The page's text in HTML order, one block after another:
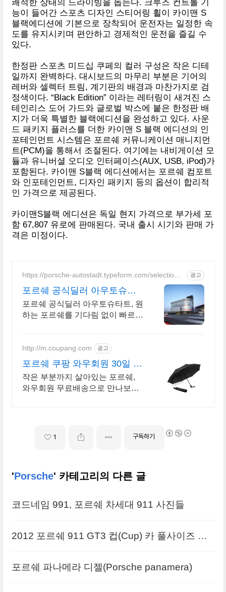
쾌적한 상태의 드라이빙을 돕는다. 크루즈 컨트롤 기
능이 들어간 스포츠 디자인 스티어링 휠이 카이맨 S
블랙에디션에 기본으로 장착되어 운전자는 일정한 속
도를 유지시키며 편안하고 경제적인 운전을 즐길 수
있다.
한정판 스포츠 미드십 쿠페의 컬러 구성은 작은 디테
일까지 완벽하다. 대시보드의 마무리 부분은 기어의
레버와 셀렉터 트림, 계기판의 배경과 마찬가지로 검
정색이다. “Black Edition” 이라는 레터링이 새겨진 스
테인리스 도어 가드와 글로벌 박스에 붙은 한정판 배
지가 더욱 특별한 블랙에디션을 완성하고 있다. 사운
드 패키지 플러스를 더한 카이맨 S 블랙 에디션의 인
포테인먼트 시스템은 포르쉐 커뮤니케이션 매니지먼
트(PCM)을 통해서 조절된다. 여기에는 내비게이션 모
듈과 유니버셜 오디오 인터페이스(AUX, USB, iPod)가
포함된다. 카이맨 S블랙 에디션에서는 포르쉐 컴포트
와 인포테인먼트, 디자인 패키지 등의 옵션이 합리적
인 가격으로 제공된다.
카이맨S블랙 에디션은 독일 현지 가격으로 부가세 포
함 67,807 유로에 판매된다. 국내 출시 시기와 판매 가
격은 미정이다.
https://porsche-autostadt.typeform.com/selectionn
광고
포르쉐 공식딜러 아우토슈타
트
포르쉐 공식딜러 아우토슈타트, 원
하는 포르쉐를 기다림 없이 빠르게
http://m.coupang.com 광고
포르쉐 쿠팡 와우회원 30일 무
료반품
작은 부분까지 살아있는 포르쉐,
와우회원 무료배송으로 만나보세
1 구독하기
'Porsche' 카테고리의 다른 글
코드네임 991, 포르쉐 차세대 911 사진들
2012 포르쉐 911 GT3 컵(Cup) 카 풀사이즈 사
포르쉐 파나메라 디젤(Porsche panamera)